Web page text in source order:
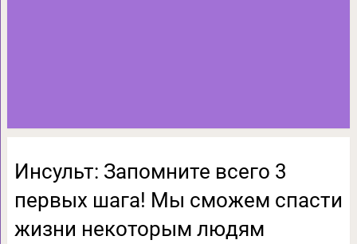
Инсульт: Запомните всего 3
первых шага! Mы сможем спасти
жизни некоторым людям